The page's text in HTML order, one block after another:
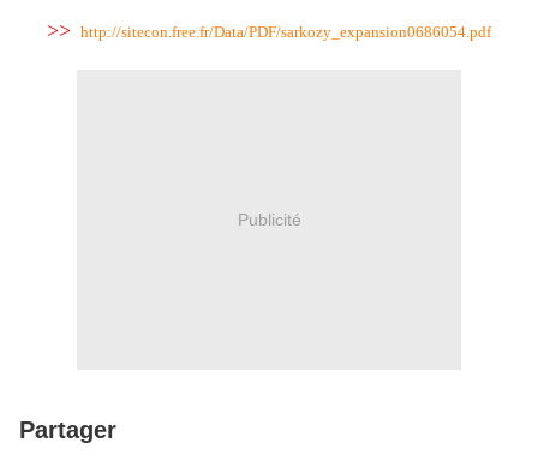
>> http://sitecon.free.fr/Data/PDF/sarkozy_expansion0686054.pdf
Publicité
Partager